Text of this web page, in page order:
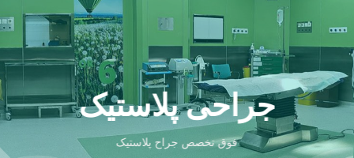
جراحی پلاستیک
فوق تخصص جراح پلاستیک